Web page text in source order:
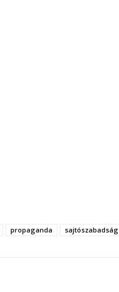
propaganda sajtószabadság